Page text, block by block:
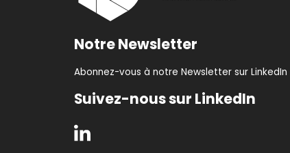
Notre Newsletter
Abonnez-vous à notre Newsletter sur LinkedIn
Suivez-nous sur LinkedIn